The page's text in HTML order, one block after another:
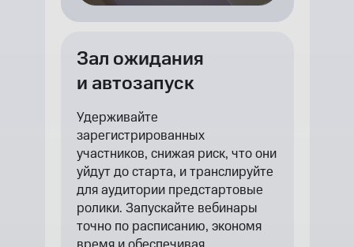
Зал ожидания
и автозапуск
Удерживайте
зарегистрированных
участников, снижая риск, что они
уйдут до старта, и транслируйте
для аудитории предстартовые
ролики. Запускайте вебинары
точно по расписанию, экономя